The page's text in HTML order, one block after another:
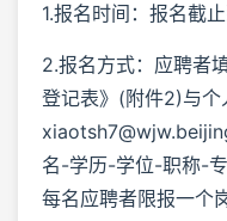
1.报名时间：报名截
2.报名方式：应聘者
登记表》(附件2)与个
名-学历-学位-职称-专
每名应聘者限报一个